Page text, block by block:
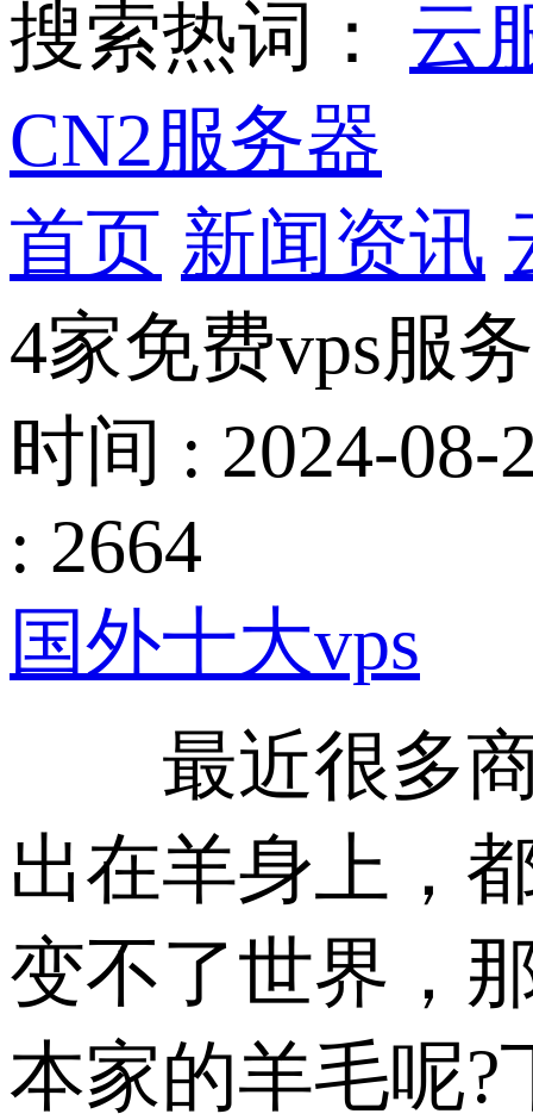
搜索热词： 云
CN2服务器
首页 新闻资讯
4家免费vps服
时间 : 2024-08-
: 2664
国外十大vps
最近很多商
出在羊身上，
变不了世界，
本家的羊毛呢